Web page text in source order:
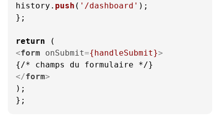
history. push ( '/dashboard' );
};
return
<form onSubmit={handleSubmit}>
</form>
);
};